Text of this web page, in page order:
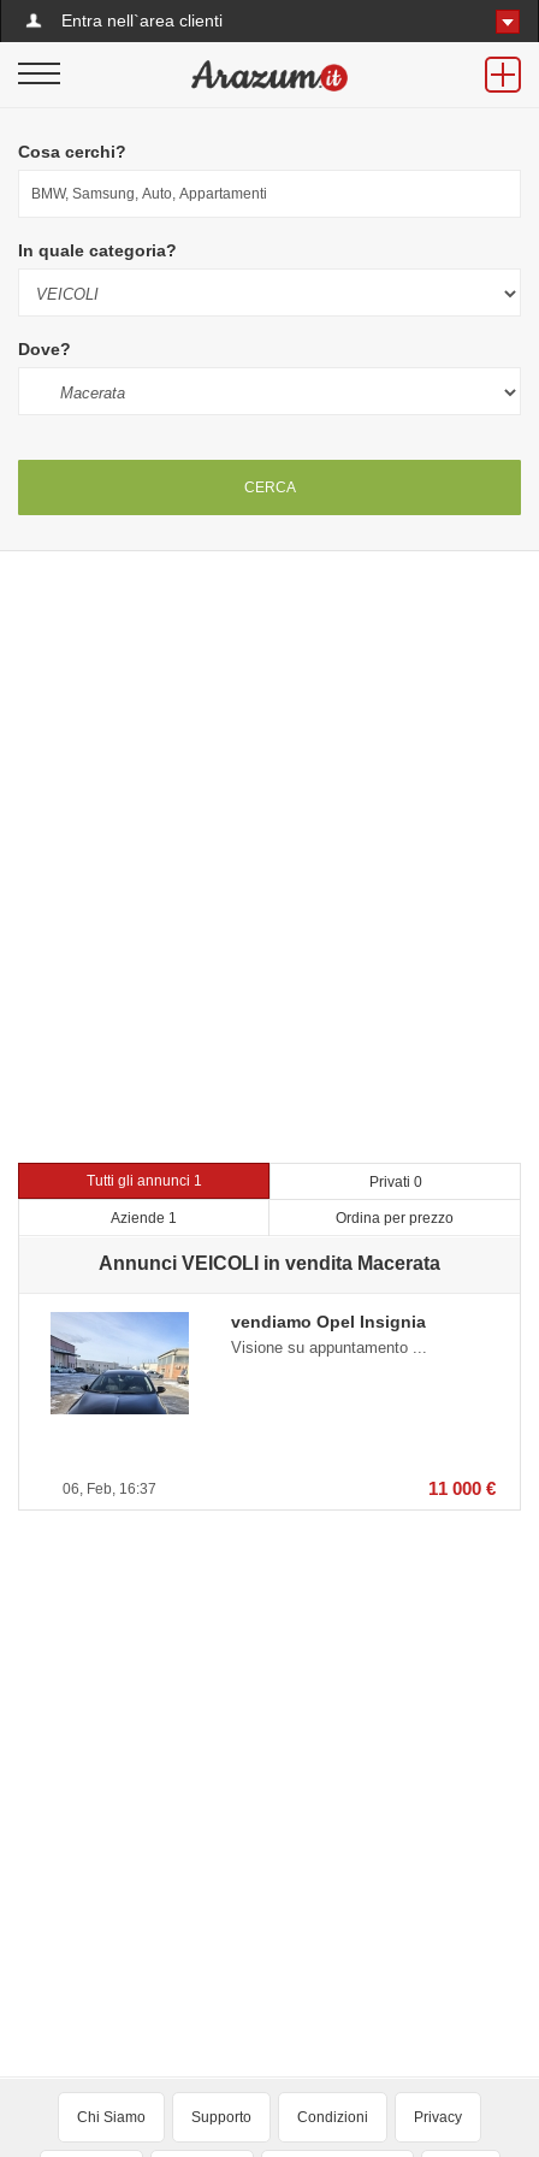
Entra nell`area clienti
Cosa cerchi?
In quale categoria?
Dove?
CERCA
Tutti gli annunci 1 Privati 0
Aziende 1 Ordina per prezzo
Annunci VEICOLI in vendita Macerata
06, Feb, 16:37
vendiamo Opel Insignia
Visione su appuntamento ...
11 000 €
Chi Siamo Supporto Condizioni Privacy